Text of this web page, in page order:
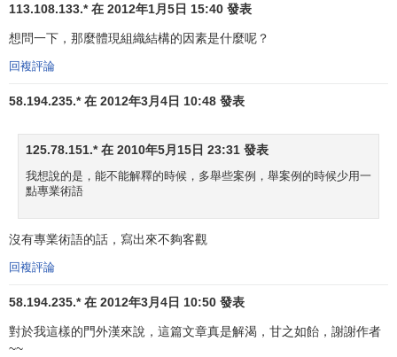
理人員才能得到的信息。同樣，隨著電腦技術的發展， 日益
使組織中任何位置的員工都能同任何人進行交流，而不需通
緊要，因為過去只能由管理層作出的決策現在已授權給操作
員工自己作決策。除此之外，隨著自我管理團隊
的概念越來越無關緊要了。當然，許多組織仍然認為通過強
少了。
控制跨度
一個主管可以有效地指導多少個下屬?這種有關
定著組織要設置多少層次，配備多少管理人員。在其他條件
相同時，控制跨度越寬，組織效率 越高，這一點可以舉例證
明。
113.108.133.* 在 2012年1月5日 15:40 發表
想問一下，那麼體現組織結構的因素是什麼呢？
回複評論
58.194.235.* 在 2012年3月4日 10:48 發表
125.78.151.* 在 2010年5月15日 23:31 發表
我想說的是，能不能解釋的時候，多舉些案例，舉案例的時候少用一
點專業術語
沒有專業術語的話，寫出來不夠客觀
回複評論
58.194.235.* 在 2012年3月4日 10:50 發表
對於我這樣的門外漢來說，這篇文章真是解渴，甘之如飴，謝謝作者
~~